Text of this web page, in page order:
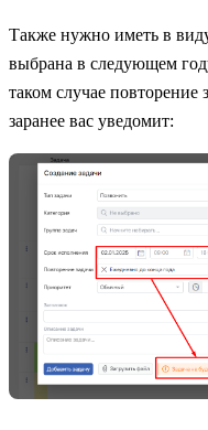
Также нужно иметь в
выбрана в следующем
таком случае повторение
заранее вас уведомит: